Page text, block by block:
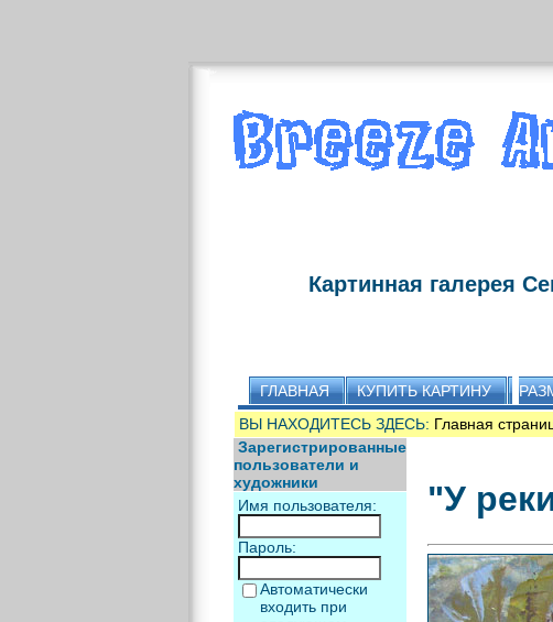
Картинная галерея
ГЛАВНАЯ КУПИТЬ КАРТИНУ
ВЫ НАХОДИТЕСЬ ЗДЕСЬ: Главная
Зарегистрированные
пользователи и
художники
Имя пользователя:
Пароль:
Автоматически
входить при
"У